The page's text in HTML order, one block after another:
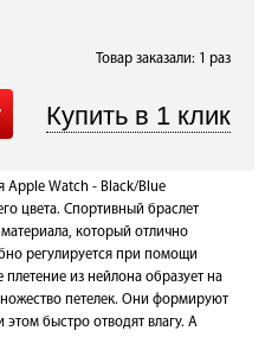
Товар заказали: 1 раз
Apple Watch - Black/Blue
цвета. Спортивный браслет
который отлично
регулируется при помощи
из нейлона образует на
петелек. Они формируют
быстро отводят влагу. А